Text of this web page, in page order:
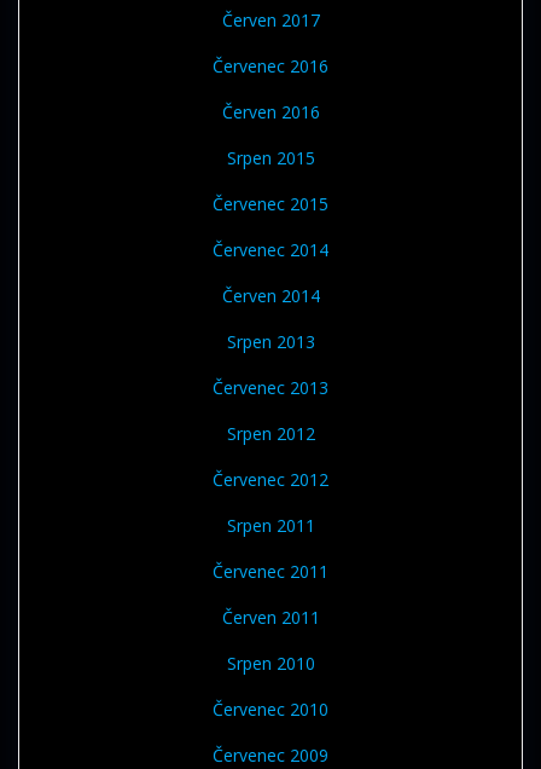
Červen 2017
Červenec 2016
Červen 2016
Srpen 2015
Červenec 2015
Červenec 2014
Červen 2014
Srpen 2013
Červenec 2013
Srpen 2012
Červenec 2012
Srpen 2011
Červenec 2011
Červen 2011
Srpen 2010
Červenec 2010
Červenec 2009